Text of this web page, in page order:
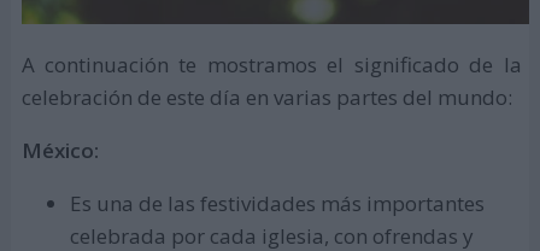
A continuación te mostramos el significado de la
celebración de este día en varias partes del mundo:
México:
Es una de las festividades más importantes
celebrada por cada iglesia, con ofrendas y